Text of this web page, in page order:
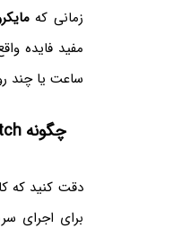
زمانی که
ساعت یا چند
چگونه Superfetch را در ویندوز غیرفعال کنیم؟
برای اجرای